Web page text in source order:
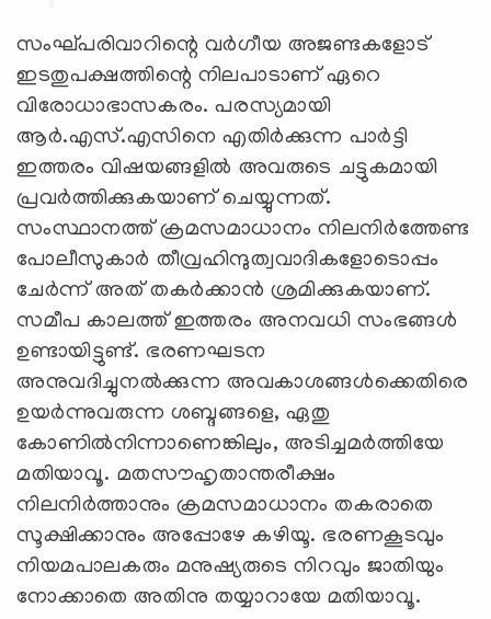
സംഘ്പരിവാറിന്റെ വര്‍ഗീയ അജണ്ടകളോട്
ഇടതുപക്ഷത്തിന്റെ നിലപാടാണ് ഏറെ
വിരോധാഭാസകരം. പരസ്യമായി
ആര്‍.എസ്.എസിനെ എതിര്‍ക്കുന്ന പാര്‍ട്ടി
ഇത്തരം വിഷയങ്ങളില്‍ അവരുടെ ചട്ടുകമായി
പ്രവര്‍ത്തിക്കുകയാണ് ചെയ്യുന്നത്.
സംസ്ഥാനത്ത് ക്രമസമാധാനം നിലനിര്‍ത്തേണ്ട
പോലീസുകാര്‍ തീവ്രഹിന്ദുത്വവാദികളോടൊപ്പം
ചേര്‍ന്ന് അത് തകര്‍ക്കാന്‍ ശ്രമിക്കുകയാണ്.
സമീപ കാലത്ത് ഇത്തരം അനവധി സംഭങ്ങള്‍
ഉണ്ടായിട്ടുണ്ട്. ഭരണഘടന
അനുവദിച്ചുനല്‍ക്കുന്ന അവകാശങ്ങള്‍ക്കെതിരെ
ഉയര്‍ന്നുവരുന്ന ശബ്ദങ്ങളെ, ഏതു
കോണില്‍നിന്നാണെങ്കിലും, അടിച്ചമര്‍ത്തിയേ
മതിയാവൂ. മതസൗഹൃതാന്തരീക്ഷം
നിലനിര്‍ത്താനും ക്രമസമാധാനം തകരാതെ
സൂക്ഷിക്കാനും അപ്പോഴേ കഴിയൂ. ഭരണകൂടവും
നിയമപാലകരും മനുഷ്യരുടെ നിറവും ജാതിയും
നോക്കാതെ അതിനു തയ്യാറായേ മതിയാവൂ.